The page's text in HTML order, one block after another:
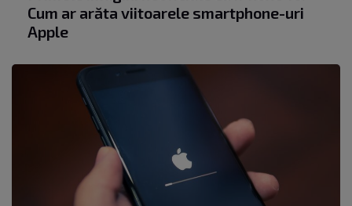
Cum ar arăta viitoarele smartphone-uri
Apple